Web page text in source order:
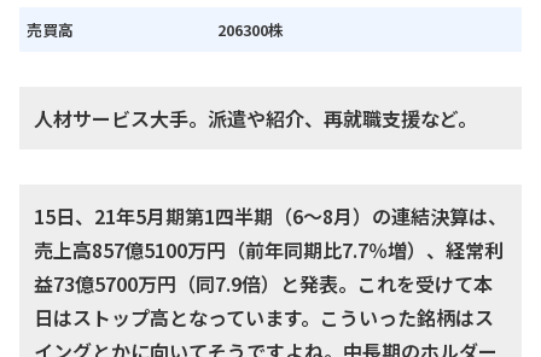
売買高
206300株
人材サービス大手。派遣や紹介、再就職支援など。
15日、21年5月期第1四半期（6～8月）の連結決算は、
売上高857億5100万円（前年同期比7.7％増）、経常利
益73億5700万円（同7.9倍）と発表。これを受けて本
日はストップ高となっています。こういった銘柄はス
イングとかに向いてそうですよね。中長期のホルダー